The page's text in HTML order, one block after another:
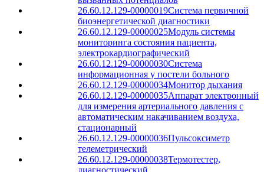
26.60.12.129-00000019Система первичной
биоэнергетической диагностики
26.60.12.129-00000025Модуль системы
мониторинга состояния пациента,
электрокардиографический
26.60.12.129-00000030Система
информационная у постели больного
26.60.12.129-00000034Монитор дыхания
26.60.12.129-00000035Аппарат электронный
для измерения артериального давления с
автоматическим накачиванием воздуха,
стационарный
26.60.12.129-00000036Пульсоксиметр
телеметрический
26.60.12.129-00000038Термотестер,